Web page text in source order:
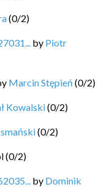
(0/2)
by Piotr
Marcin Stępień (0/2)
Kowalski(0/2)
(0/2)
(0/2)
by Dominik